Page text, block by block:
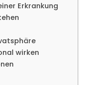
Erkrankung
wirken